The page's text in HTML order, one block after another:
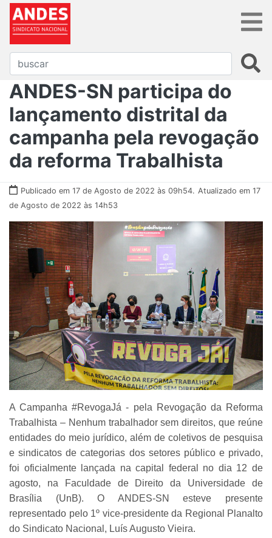
ANDES-SN participa do
lançamento distrital da
campanha pela revogação
da reforma Trabalhista
Publicado em 17 de Agosto de 2022 às 09h54. Atualizado em 17
de Agosto de 2022 às 14h53
A Campanha #RevogaJá - pela Revogação da Reforma
Trabalhista – Nenhum trabalhador sem direitos, que reúne
entidades do meio jurídico, além de coletivos de pesquisa
e sindicatos de categorias dos setores público e privado,
foi oficialmente lançada na capital federal no dia 12 de
agosto, na Faculdade de Direito da Universidade de
Brasília (UnB). O ANDES-SN esteve presente
representado pelo 1º vice-presidente da Regional Planalto
do Sindicato Nacional, Luís Augusto Vieira.